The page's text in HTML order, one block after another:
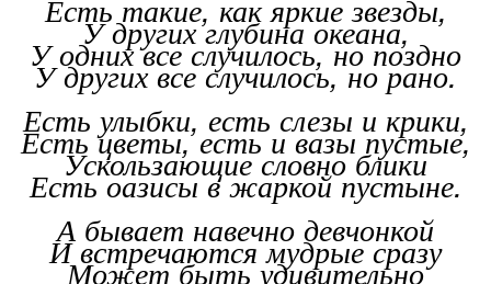
Есть такие, как яркие звезды,
У других глубина океана,
У одних все случилось, но поздно
У других все случилось, но рано.
Есть улыбки, есть слезы и крики,
Есть цветы, есть и вазы пустые,
Ускользающие словно блики
Есть оазисы в жаркой пустыне.
А бывает навечно девчонкой
И встречаются мудрые сразу
Может быть удивительно